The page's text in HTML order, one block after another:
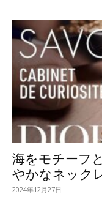
海をモチーフ
やかなネック
2024年12月27日